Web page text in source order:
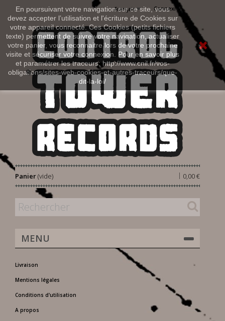
En poursuivant votre navigation sur ce site, vous
devez accepter l’utilisation et l'écriture de Cookies sur
votre appareil connecté. Ces Cookies (petits fichiers
texte) permettent de suivre votre navigation, actualiser
votre panier, vous reconnaitre lors de votre prochaine
visite et sécuriser votre connexion. Pour en savoir plus
et paramétrer les traceurs: http://www.cnil.fr/vos-
obligations/sites-web-cookies-et-autres-traceurs/que-
dit-la-loi/
Connexion
Français
Panier 0,00 €
|
(vide)
MENU
Livraison
Mentions légales
Conditions d'utilisation
A propos